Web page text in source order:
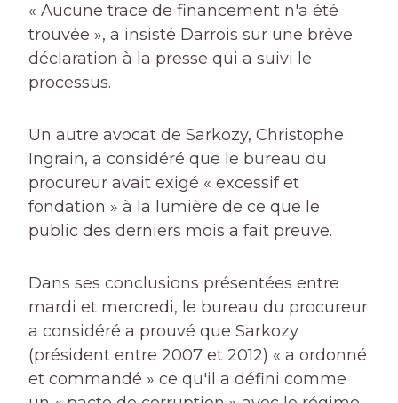
« Aucune trace de financement n'a été
trouvée », a insisté Darrois sur une brève
déclaration à la presse qui a suivi le
processus.
Un autre avocat de Sarkozy, Christophe
Ingrain, a considéré que le bureau du
procureur avait exigé « excessif et
fondation » à la lumière de ce que le
public des derniers mois a fait preuve.
Dans ses conclusions présentées entre
mardi et mercredi, le bureau du procureur
a considéré a prouvé que Sarkozy
(président entre 2007 et 2012) « a ordonné
et commandé » ce qu'il a défini comme